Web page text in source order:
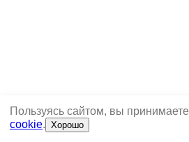
Пользуясь сайтом, вы принимаете
cookie. Хорошо